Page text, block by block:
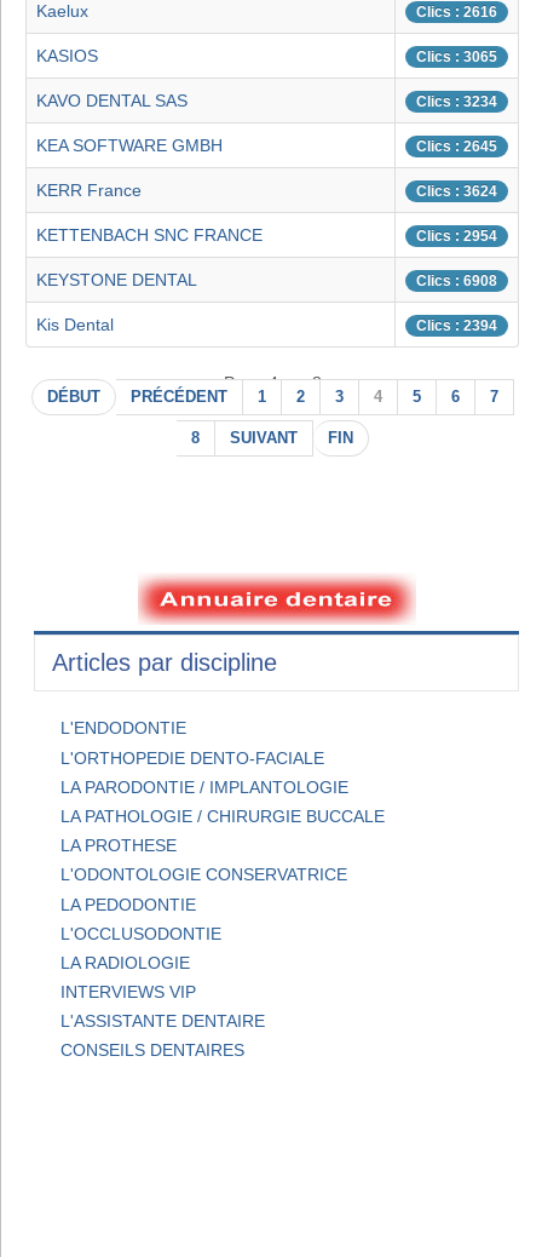
Kaelux Clics : 2616
KASIOS Clics : 3065
KAVO DENTAL SAS Clics : 3234
KEA SOFTWARE GMBH Clics : 2645
KERR France Clics : 3624
KETTENBACH SNC FRANCE Clics : 2954
KEYSTONE DENTAL Clics : 6908
Kis Dental Clics : 2394
Page 4 sur 8
DÉBUT PRÉCÉDENT 1 2 3 4 5 6 7
8 SUIVANT FIN
Articles par discipline
L'ENDODONTIE
L'ORTHOPEDIE DENTO-FACIALE
LA PARODONTIE / IMPLANTOLOGIE
LA PATHOLOGIE / CHIRURGIE BUCCALE
LA PROTHESE
L'ODONTOLOGIE CONSERVATRICE
LA PEDODONTIE
L'OCCLUSODONTIE
LA RADIOLOGIE
INTERVIEWS VIP
L'ASSISTANTE DENTAIRE
CONSEILS DENTAIRES